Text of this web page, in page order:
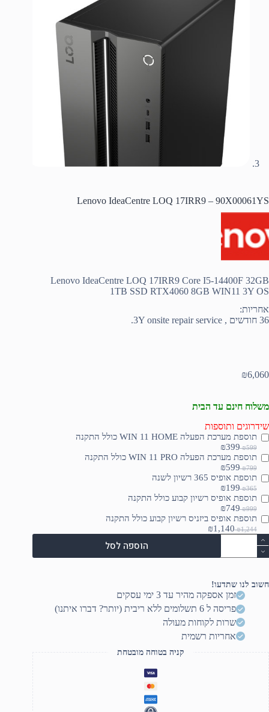
Lenovo IdeaCentre LOQ 17IRR9 – 90X00061YS
Lenovo IdeaCentre LOQ 17IRR9 Core I5-14400F 32GB
1TB SSD RTX4060 8GB WIN11 3Y OS
אחריות:
36 חודשים , 3Y onsite repair service.
₪6,060
משלוח חינם עד הבית
שידרוגים ותוספות
תוספת מערכת הפעלה WIN 11 HOME כולל התקנה
₪599
₪399
תוספת מערכת הפעלה WIN 11 PRO כולל התקנה
₪799
₪599
תוספת אופיס 365 רשיון לשנה
₪365
₪199
תוספת אופיס רשיון קבוע כולל התקנה
₪999
₪749
תוספת אופיס ביזניס רשיון קבוע כולל התקנה
₪1,244
₪1,140
כמות
של
Lenovo
17IRR9
90X00061YS
הוספה לסל
חשוב לנו שתדעו!
זמן אספקה מהיר עד 3 ימי עסקים
פריסה ל 6 תשלומים ללא ריבית (יותר? דברו איתנו)
שרות לקוחות מעולה
אחריות רשמית
קניה בטוחה מובטחת